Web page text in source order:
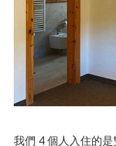
我們 4 個人入住的